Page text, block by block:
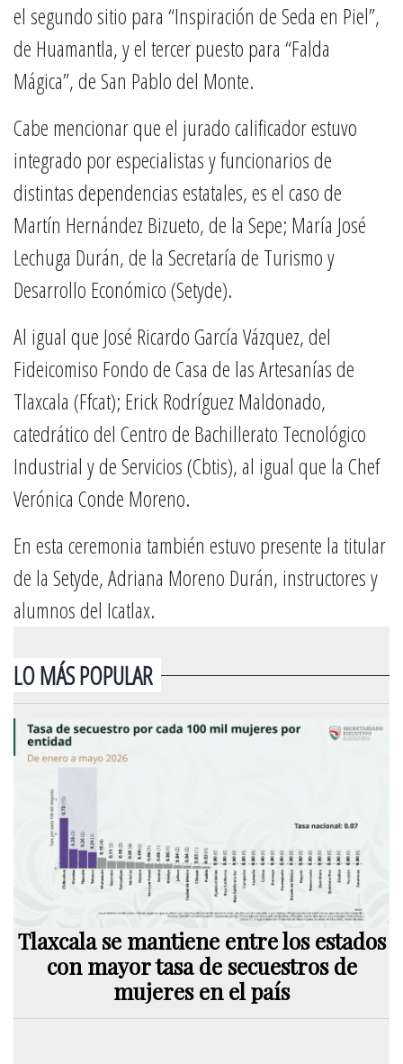
el segundo sitio para “Inspiración de Seda en Piel”,
de Huamantla, y el tercer puesto para “Falda
Mágica”, de San Pablo del Monte.
Cabe mencionar que el jurado calificador estuvo
integrado por especialistas y funcionarios de
distintas dependencias estatales, es el caso de
Martín Hernández Bizueto, de la Sepe; María José
Lechuga Durán, de la Secretaría de Turismo y
Desarrollo Económico (Setyde).
Al igual que José Ricardo García Vázquez, del
Fideicomiso Fondo de Casa de las Artesanías de
Tlaxcala (Ffcat); Erick Rodríguez Maldonado,
catedrático del Centro de Bachillerato Tecnológico
Industrial y de Servicios (Cbtis), al igual que la Chef
Verónica Conde Moreno.
En esta ceremonia también estuvo presente la titular
de la Setyde, Adriana Moreno Durán, instructores y
alumnos del Icatlax.
LO MÁS POPULAR
Tlaxcala se mantiene entre los estados
con mayor tasa de secuestros de
mujeres en el país